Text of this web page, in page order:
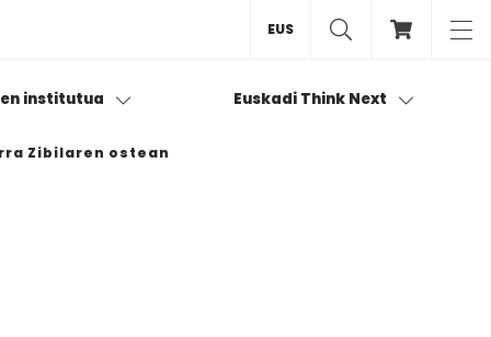
institutua Euskadi Think Next
EUS
Zibilaren ostean